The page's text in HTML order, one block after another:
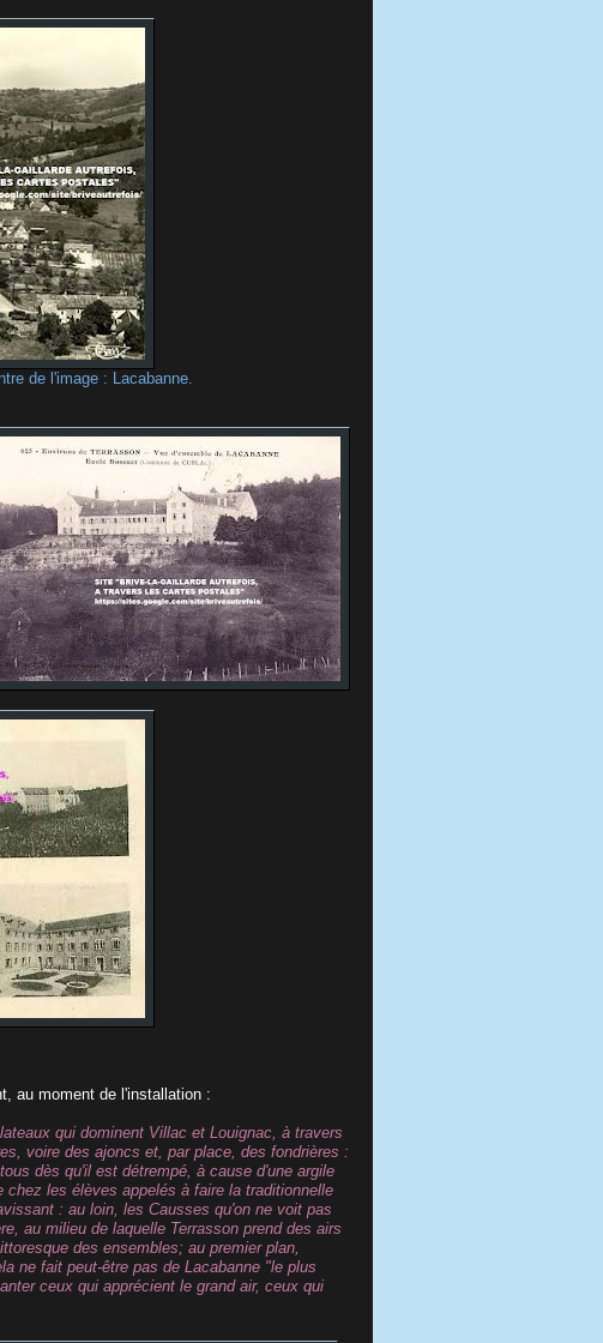
de l'image : Lacabanne.
au moment de l'installation :
qui dominent Villac et Louignac, à travers
voire des ajoncs et, par place, des fondrières :
dès qu'il est détrempé, à cause d'une argile
les élèves appelés à faire la traditionnelle
: au loin, les Causses qu'on ne voit pas
au milieu de laquelle Terrasson prend des airs
des ensembles; au premier plan,
ne fait peut-être pas de Lacabanne "le plus
ceux qui apprécient le grand air, ceux qui